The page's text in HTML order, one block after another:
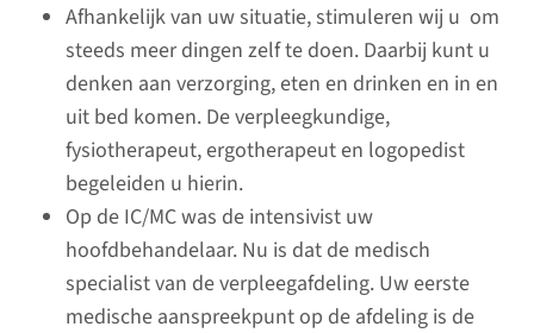
Afhankelijk van uw situatie, stimuleren wij u om
steeds meer dingen zelf te doen. Daarbij kunt u
denken aan verzorging, eten en drinken en in en
uit bed komen. De verpleegkundige,
fysiotherapeut, ergotherapeut en logopedist
begeleiden u hierin.
Op de IC/MC was de intensivist uw
hoofdbehandelaar. Nu is dat de medisch
specialist van de verpleegafdeling. Uw eerste
medische aanspreekpunt op de afdeling is de
lees meer